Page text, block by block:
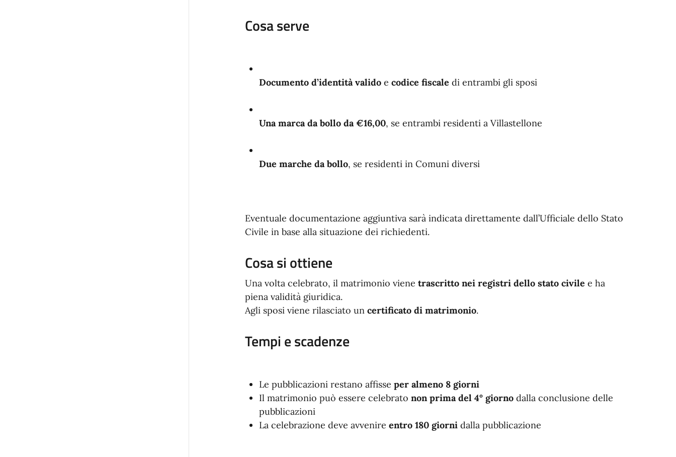
Cosa serve
Documento d’identità validoe codice fiscale di entrambi gli sposi
Una marca da bollo da €16,00, se entrambi residenti a Villastellone
Due marche da bollo, se residenti in Comuni diversi
Eventuale documentazione aggiuntiva sarà indicata direttamente dall’Ufficiale dello Stato
Civile in base alla situazione dei richiedenti.
Cosa si ottiene
Una volta celebrato, il matrimonio viene trascritto nei registri dello stato civile e ha
piena validità giuridica.
Agli sposi viene rilasciato un certificato di matrimonio.
Tempi e scadenze
Le pubblicazioni restano affisse per almeno 8 giorni
Il matrimonio può essere celebrato non prima del 4° giornodalla conclusione delle
pubblicazioni
La celebrazione deve avvenire entro 180 giornidalla pubblicazione